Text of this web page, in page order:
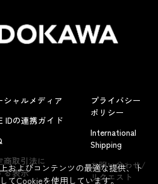
よくあるお問い合わせ
シャルメディア
IDの連携ガイド
商取引法に
る表示
プライバシー
ポリシー
International
Shipping
お問い合わせ/
リクエスト
およびコンテンツの最適な提供、ト
てCookieを使用しています。